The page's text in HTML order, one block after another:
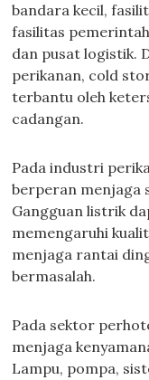
bandara kecil,
fasilitas
dan pusat logistik.
perikanan, cold
terbantu oleh
cadangan.
Pada industri
berperan menjaga
Gangguan listrik
memengaruhi
menjaga rantai
bermasalah.
Pada sektor
menjaga
Lampu, pompa,